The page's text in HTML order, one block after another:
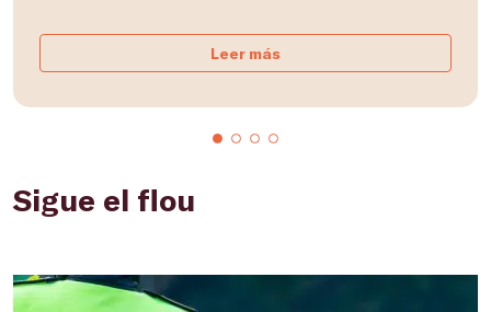
Leer más
Sigue el flou